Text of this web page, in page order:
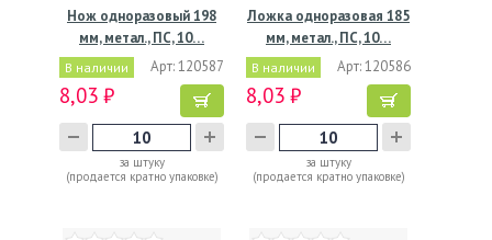
Нож одноразовый 198
мм, метал., ПС, 10…
В наличии Арт: 120587
8,03 ₽
за штуку
(продается кратно упаковке)
Ложка одноразовая 185
мм, метал., ПС, 10…
В наличии Арт: 120586
8,03 ₽
за штуку
(продается кратно упаковке)